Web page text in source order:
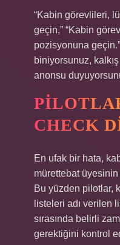
“Kabin görevlileri,
geçin,” “Kabin
pozisyonuna
biniyorsunuz,
anonsu
CHECK
En ufak bir hata,
mürettebat üyesinin
Bu yüzden pilotlar,
listeleri adı verilen
sırasında belirli
gerektiğini kontrol